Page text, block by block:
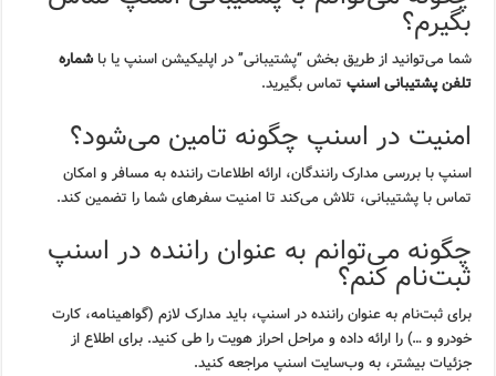
بگیرم؟
شما می‌توانید از طریق بخش “پشتیبانی” در اپلیکیشن اسنپ یا باشماره
تلفن پشتیبانی اسنپ تماس بگیرید.
امنیت در اسنپ چگونه تامین می‌شود؟
اسنپ با بررسی مدارک رانندگان، ارائه اطلاعات راننده به مسافر و امکان
تماس با پشتیبانی، تلاش می‌کند تا امنیت سفرهای شما را تضمین کند.
چگونه می‌توانم به عنوان راننده در اسنپ
ثبت‌نام کنم؟
برای ثبت‌نام به عنوان راننده در اسنپ، باید مدارک لازم (گواهینامه، کارت
خودرو و …) را ارائه داده و مراحل احراز هویت را طی کنید. برای اطلاع از
جزئیات بیشتر، به وب‌سایت اسنپ مراجعه کنید.